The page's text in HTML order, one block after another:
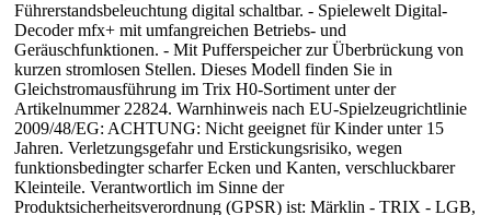
Führerstandsbeleuchtung digital schaltbar. - Spielewelt Digital-
Decoder mfx+ mit umfangreichen Betriebs- und
Geräuschfunktionen. - Mit Pufferspeicher zur Überbrückung von
kurzen stromlosen Stellen. Dieses Modell finden Sie in
Gleichstromausführung im Trix H0-Sortiment unter der
Artikelnummer 22824. Warnhinweis nach EU-Spielzeugrichtlinie
2009/48/EG: ACHTUNG: Nicht geeignet für Kinder unter 15
Jahren. Verletzungsgefahr und Erstickungsrisiko, wegen
funktionsbedingter scharfer Ecken und Kanten, verschluckbarer
Kleinteile. Verantwortlich im Sinne der
Produktsicherheitsverordnung (GPSR) ist: Märklin - TRIX - LGB,